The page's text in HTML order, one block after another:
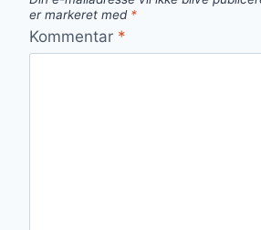
er markeret med *
Kommentar *